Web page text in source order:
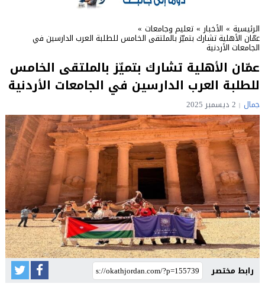
الرئيسية » الأخبار » تعليم وجامعات »
عمّان الأهلية تشارك بتميّز بالملتقى الخامس للطلبة العرب الدارسين في
الجامعات الأردنية
عمّان الأهلية تشارك بتميّز بالملتقى الخامس
للطلبة العرب الدارسين في الجامعات الأردنية
جمال 2 ديسمبر 2025
رابط مختصر